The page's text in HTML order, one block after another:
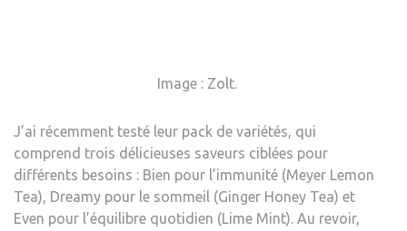
Image : Zolt.
J’ai récemment testé leur pack de variétés, qui
comprend trois délicieuses saveurs ciblées pour
différents besoins : Bien pour l’immunité (Meyer Lemon
Tea), Dreamy pour le sommeil (Ginger Honey Tea) et
Even pour l’équilibre quotidien (Lime Mint). Au revoir,